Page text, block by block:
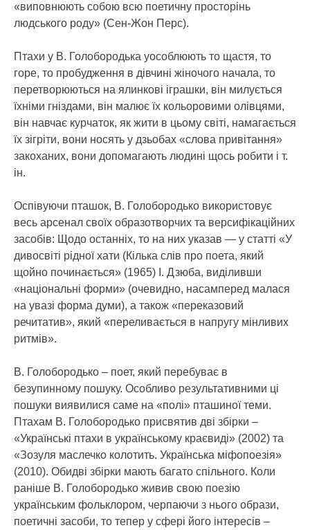
«виповнюють собою всю поетичну просторінь
людського роду» (Сен-Жон Перс).
Птахи у В. Голобородька уособлюють то щастя, то
горе, то пробудження в дівчині жіночого начала, то
перетворюються на ялинкові іграшки, він милується
їхніми гніздами, він малює їх кольоровими олівцями,
він навчає курчаток, як жити в цьому світі, намагається
їх зігріти, вони носять у дзьобах «слова привітання»
закоханих, вони допомагають людині щось робити і т.
ін.
Оспівуючи пташок, В. Голобородько використовує
весь арсенал своїх образотворчих та версифікаційних
засобів: Щодо останніх, то на них указав — у статті «У
дивосвіті рідної хати (Кілька слів про поета, який
щойно починається» (1965) І. Дзюба, виділивши
«національні форми» (очевидно, насамперед малася
на увазі форма думи), а також «переказовий
речитатив», який «переливається в напругу мінливих
ритмів».
В. Голобородько – поет, який перебуває в
безупинному пошуку. Особливо результативними ці
пошуки виявилися саме на «полі» пташиної теми.
Птахам В. Голобородько присвятив дві збірки –
«Українські птахи в українському краєвиді» (2002) та
«Зозуля маслечко колотить. Українська міфопоезія»
(2010). Обидві збірки мають багато спільного. Коли
раніше В. Голобородько живив свою поезію
українським фольклором, черпаючи з нього образи,
поетичні засоби, то тепер у сфері його інтересів –